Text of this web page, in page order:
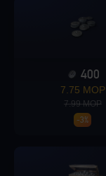
400
7.75 MOP
7.99 MOP
-3%